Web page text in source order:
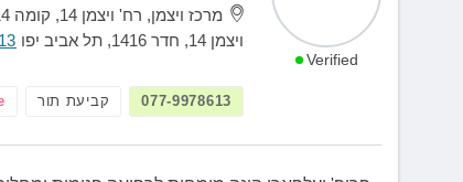
Verified
מרכז ויצמן, רח' ויצמן 14, קומה 14
ויצמן 14, חדר 1416, תל אביב יפו
077-9978613 קביעת תור